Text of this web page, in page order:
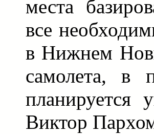
места
все
в Нижнем
самолета, в
планируется
Виктор